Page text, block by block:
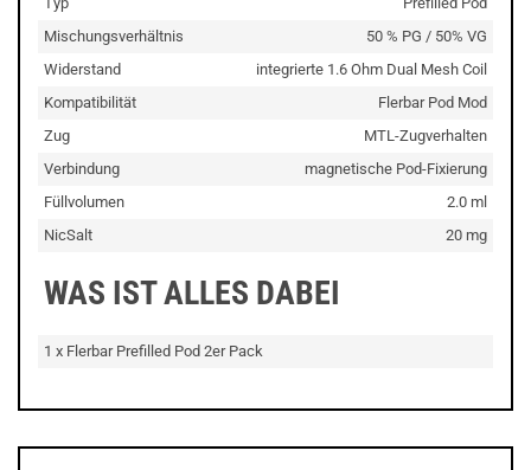
Mischungsverhältnis
50 % PG / 50% VG
Widerstand
integrierte 1.6 Ohm Dual Mesh Coil
Kompatibilität
Flerbar Pod Mod
Zug
MTL-Zugverhalten
Verbindung
magnetische Pod-Fixierung
Füllvolumen
2.0 ml
NicSalt
20 mg
WAS IST ALLES DABEI
1 x Flerbar Prefilled Pod 2er Pack